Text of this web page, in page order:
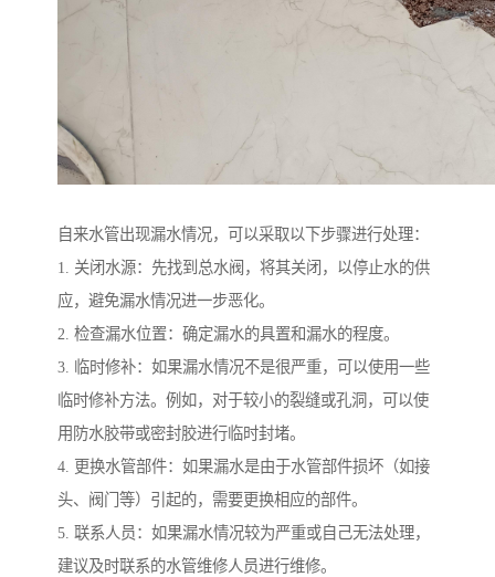
自来水管出现漏水情况，可以采取以下步骤进行处理：
1. 关闭水源：先找到总水阀，将其关闭，以停止水的供
应，避免漏水情况进一步恶化。
2. 检查漏水位置：确定漏水的具置和漏水的程度。
3. 临时修补：如果漏水情况不是很严重，可以使用一些
临时修补方法。例如，对于较小的裂缝或孔洞，可以使
用防水胶带或密封胶进行临时封堵。
4. 更换水管部件：如果漏水是由于水管部件损坏（如接
头、阀门等）引起的，需要更换相应的部件。
5. 联系人员：如果漏水情况较为严重或自己无法处理，
建议及时联系的水管维修人员进行维修。